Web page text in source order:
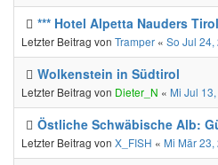
*** Hotel Alpetta Nauders
Letzter Beitrag von Tramper « So Jul 24,
Wolkenstein in Südtirol
Letzter Beitrag von Dieter_N « Mi Jul
Östliche Schwäbische Alb:
Letzter Beitrag von X_FISH « Mi Mär